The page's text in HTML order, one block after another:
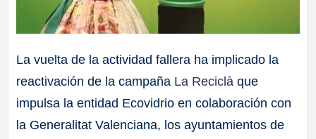
La vuelta de la actividad fallera ha implicado la
reactivación de la campaña La Reciclà que
impulsa la entidad Ecovidrio en colaboración con
la Generalitat Valenciana, los ayuntamientos de